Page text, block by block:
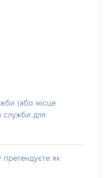
(або місце
служби для
як